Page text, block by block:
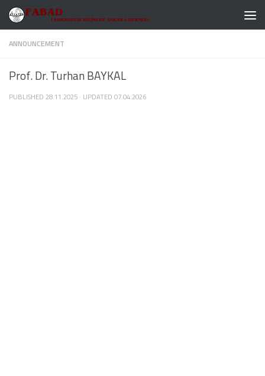
Skip to content
ANNOUNCEMENT
Prof. Dr. Turhan BAYKAL
PUBLISHED 28.11.2025 · UPDATED 07.04.2026